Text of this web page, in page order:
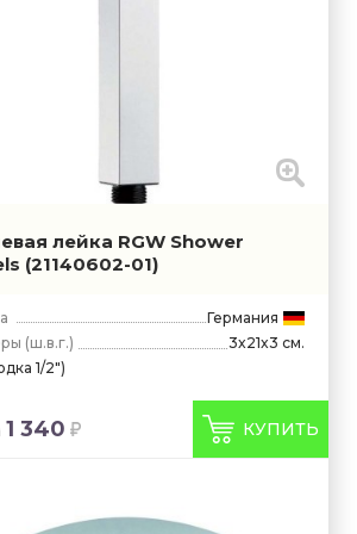
лейка RGW Shower
(21140602-01)
Германия
(ш.в.г.)
3x21x3 см.
1/2")
1 340 КУПИТЬ